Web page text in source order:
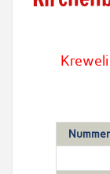
Nummer